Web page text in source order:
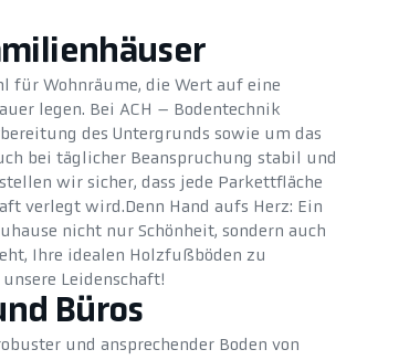
für Wohnräume, die Wert auf eine
legen. Bei ACH – Bodentechnik
des Untergrunds sowie um das
bei täglicher Beanspruchung stabil und
wir sicher, dass jede Parkettfläche
verlegt wird.Denn Hand aufs Herz: Ein
nicht nur Schönheit, sondern auch
Ihre idealen Holzfußböden zu
Leidenschaft!
Büros
und ansprechender Boden von